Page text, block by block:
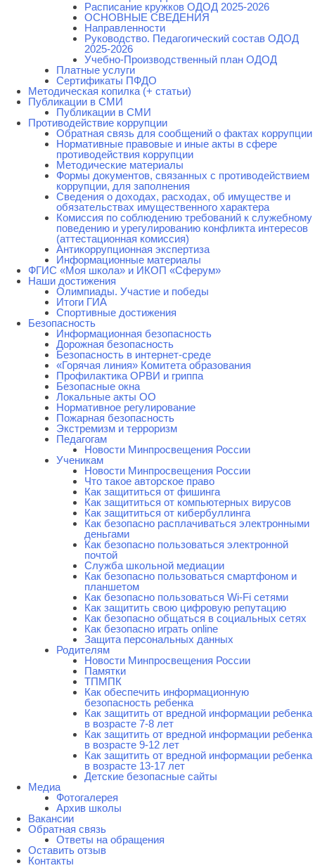
Расписание кружков ОДОД 2025-2026
ОСНОВНЫЕ СВЕДЕНИЯ
Направленности
Руководство. Педагогический состав ОДОД
2025-2026
Учебно-Производственный план ОДОД
Платные услуги
Сертификаты ПФДО
Методическая копилка (+ статьи)
Публикации в СМИ
Публикации в СМИ
Противодействие коррупции
Обратная связь для сообщений о фактах коррупции
Нормативные правовые и иные акты в сфере
противодействия коррупции
Методические материалы
Формы документов, связанных с противодействием
коррупции, для заполнения
Сведения о доходах, расходах, об имуществе и
обязательствах имущественного характера
Комиссия по соблюдению требований к служебному
поведению и урегулированию конфликта интересов
(аттестационная комиссия)
Антикоррупционная экспертиза
Информационные материалы
ФГИС «Моя школа» и ИКОП «Сферум»
Наши достижения
Олимпиады. Участие и победы
Итоги ГИА
Спортивные достижения
Безопасность
Информационная безопасность
Дорожная безопасность
Безопасность в интернет-среде
«Горячая линия» Комитета образования
Профилактика ОРВИ и гриппа
Безопасные окна
Локальные акты ОО
Нормативное регулирование
Пожарная безопасность
Экстремизм и терроризм
Педагогам
Новости Минпросвещения России
Ученикам
Новости Минпросвещения России
Что такое авторское право
Как защититься от фишинга
Как защититься от компьютерных вирусов
Как защититься от кибербуллинга
Как безопасно расплачиваться электронными
деньгами
Как безопасно пользоваться электронной
почтой
Служба школьной медиации
Как безопасно пользоваться смартфоном и
планшетом
Как безопасно пользоваться Wi-Fi сетями
Как защитить свою цифровую репутацию
Как безопасно общаться в социальных сетях
Как безопасно играть online
Защита персональных данных
Родителям
Новости Минпросвещения России
Памятки
ТПМПК
Как обеспечить информационную
безопасность ребенка
Как защитить от вредной информации ребенка
в возрасте 7-8 лет
Как защитить от вредной информации ребенка
в возрасте 9-12 лет
Как защитить от вредной информации ребенка
в возрасте 13-17 лет
Детские безопасные сайты
Медиа
Фотогалерея
Архив школы
Вакансии
Обратная связь
Ответы на обращения
Оставить отзыв
Контакты